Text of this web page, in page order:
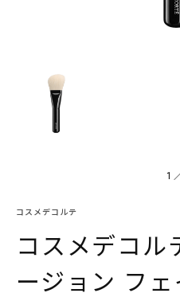
1
コスメデコルテ
コスメデコル
ージョン フ